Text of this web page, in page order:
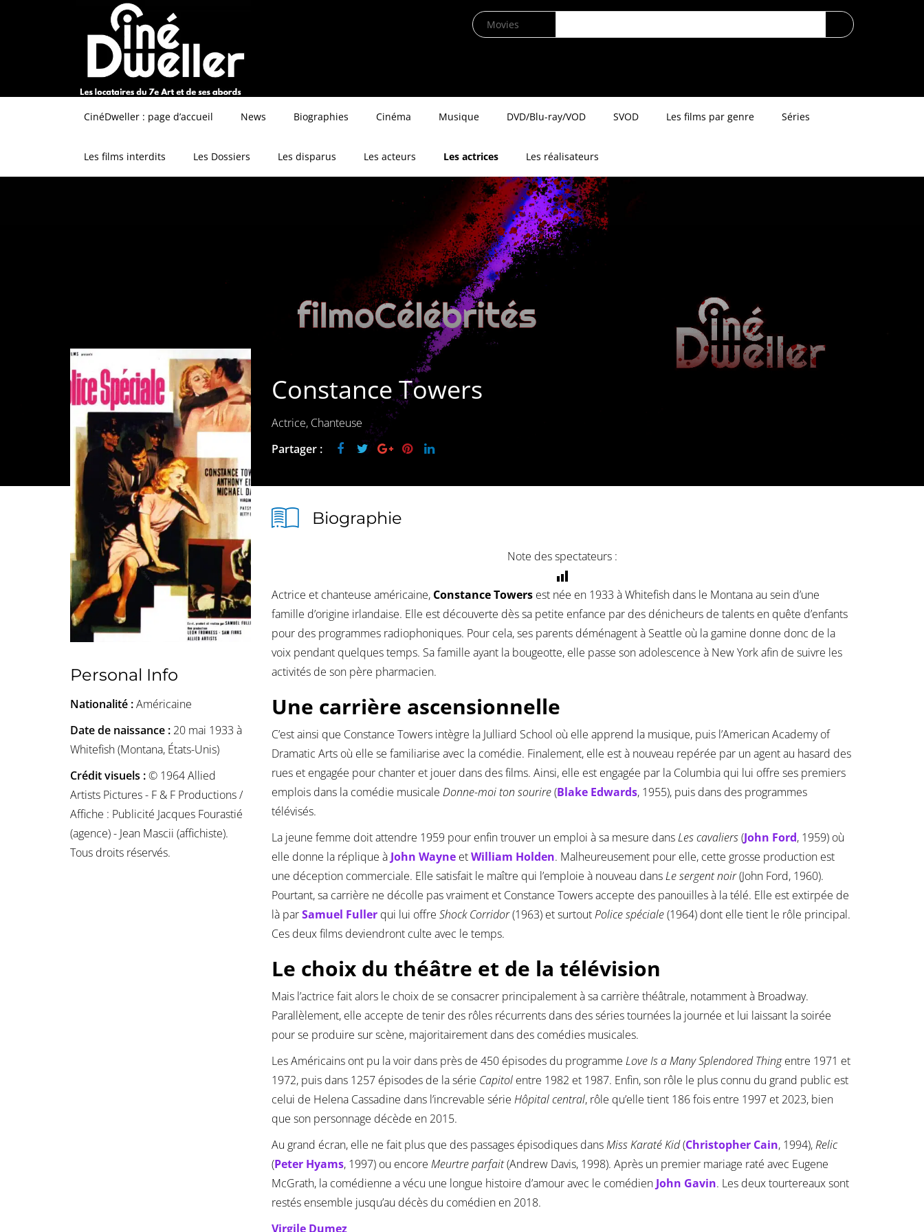
CinéDweller : page d’accueil News Biographies Cinéma Musique DVD/Blu-ray/VOD SVOD Les films par genre Séries
Les films interdits Les Dossiers Les disparus Les acteurs Les actrices Les réalisateurs
Constance Towers
Actrice, Chanteuse
Partager :
Personal Info
Nationalité :Américaine
Date de naissance : 20 mai 1933 à
Whitefish (Montana, États-Unis)
Crédit visuels :©️ 1964 Allied
Artists Pictures - F & F Productions /
Affiche : Publicité Jacques Fourastié
(agence) - Jean Mascii (affichiste).
Tous droits réservés.
Biographie
Note des spectateurs :
Actrice et chanteuse américaine, Constance Towers est née en 1933 à Whitefish dans le Montana au sein d’une
famille d’origine irlandaise. Elle est découverte dès sa petite enfance par des dénicheurs de talents en quête d’enfants
pour des programmes radiophoniques. Pour cela, ses parents déménagent à Seattle où la gamine donne donc de la
voix pendant quelques temps. Sa famille ayant la bougeotte, elle passe son adolescence à New York afin de suivre les
activités de son père pharmacien.
Une carrière ascensionnelle
C’est ainsi que Constance Towers intègre la Julliard School où elle apprend la musique, puis l’American Academy of
Dramatic Arts où elle se familiarise avec la comédie. Finalement, elle est à nouveau repérée par un agent au hasard des
rues et engagée pour chanter et jouer dans des films. Ainsi, elle est engagée par la Columbia qui lui offre ses premiers
emplois dans la comédie musicale Donne-moi ton sourire(Blake Edwards, 1955), puis dans des programmes
télévisés.
La jeune femme doit attendre 1959 pour enfin trouver un emploi à sa mesure dansLes cavaliers(John Ford, 1959) où
elle donne la réplique à John Wayne etWilliam Holden. Malheureusement pour elle, cette grosse production est
une déception commerciale. Elle satisfait le maître qui l’emploie à nouveau dansLe sergent noir(John Ford, 1960).
Pourtant, sa carrière ne décolle pas vraiment et Constance Towers accepte des panouilles à la télé. Elle est extirpée de
là parSamuel Fuller qui lui offre Shock Corridor(1963) et surtoutPolice spéciale(1964) dont elle tient le rôle principal.
Ces deux films deviendront culte avec le temps.
Le choix du théâtre et de la télévision
Mais l’actrice fait alors le choix de se consacrer principalement à sa carrière théâtrale, notamment à Broadway.
Parallèlement, elle accepte de tenir des rôles récurrents dans des séries tournées la journée et lui laissant la soirée
pour se produire sur scène, majoritairement dans des comédies musicales.
Les Américains ont pu la voir dans près de 450 épisodes du programme Love Is a Many Splendored Thingentre 1971 et
1972, puis dans 1257 épisodes de la série Capitol entre 1982 et 1987. Enfin, son rôle le plus connu du grand public est
celui de Helena Cassadine dans l’increvable série Hôpital central, rôle qu’elle tient 186 fois entre 1997 et 2023, bien
que son personnage décède en 2015.
Au grand écran, elle ne fait plus que des passages épisodiques dansMiss Karaté Kid(Christopher Cain, 1994),Relic
(Peter Hyams, 1997) ou encore Meurtre parfait(Andrew Davis, 1998). Après un premier mariage raté avec Eugene
McGrath, la comédienne a vécu une longue histoire d’amour avec le comédien John Gavin. Les deux tourtereaux sont
restés ensemble jusqu’au décès du comédien en 2018.
Virgile Dumez